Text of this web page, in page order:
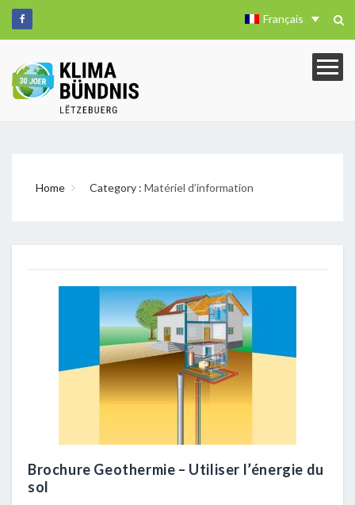
Français
Home Category : Matériel d’information
Brochure Geothermie – Utiliser l’énergie du
sol